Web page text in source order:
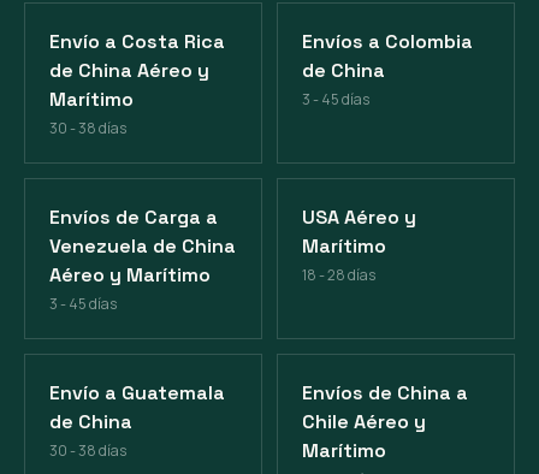
Envío a Costa Rica
de China Aéreo y
Marítimo
30 - 38 días
Envíos a Colombia
de China
3 - 45 días
Envíos de Carga a
Venezuela de China
Aéreo y Marítimo
3 - 45 días
USA Aéreo y
Marítimo
18 - 28 días
Envío a Guatemala
de China
30 - 38 días
Envíos de China a
Chile Aéreo y
Marítimo